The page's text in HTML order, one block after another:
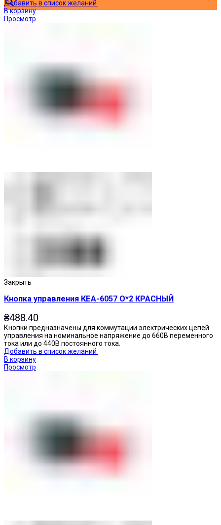
Добавить в список желаний
В корзину
Просмотр
Закрыть
Кнопка управления КЕА-6057 О*2 КРАСНЫЙ
₴488.40
Кнопки предназначены для коммутации электрических цепей
управления на номинальное напряжение до 660В переменного
тока или до 440В постоянного тока.
Добавить в список желаний
В корзину
Просмотр